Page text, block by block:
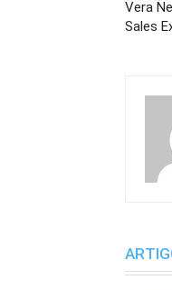
Vera
Sales